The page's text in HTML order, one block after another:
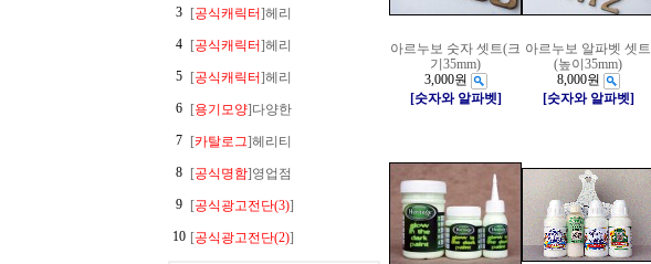
3 [공식캐릭터]헤리
4
[공식캐릭터]헤리
5
[공식캐릭터]헤리
6
[용기모양]다양한
7
[카탈로그]헤리티
8
[공식명함]영업점
9
[공식광고전단(3)]
10 [공식광고전단(2)]
아르누보 숫자 셋트(크
기35mm)
3,000원
[숫자와 알파벳]
아르누보 알파벳 셋트
(높이35mm)
8,000원
[숫자와 알파벳]